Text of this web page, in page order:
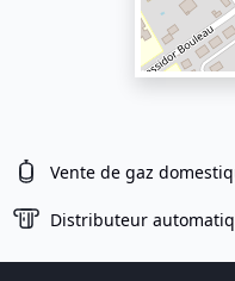
Vente de gaz
Distributeur